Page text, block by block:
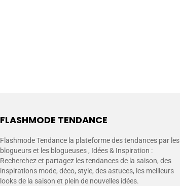
FLASHMODE TENDANCE
Flashmode Tendance la plateforme des tendances par les
blogueurs et les blogueuses , Idées & Inspiration :
Recherchez et partagez les tendances de la saison, des
inspirations mode, déco, style, des astuces, les meilleurs
looks de la saison et plein de nouvelles idées.